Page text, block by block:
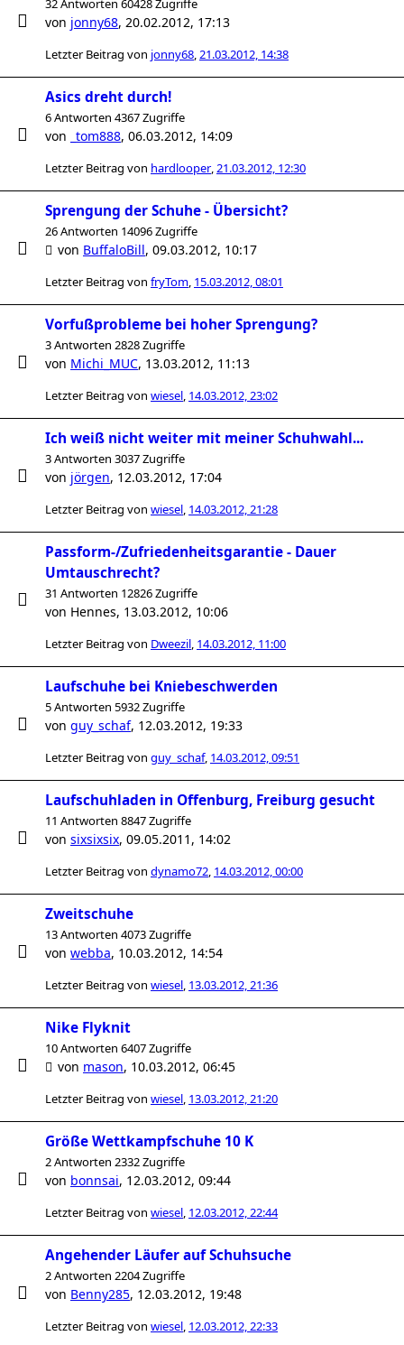
32 Antworten 60428 Zugriffe
von jonny68, 20.02.2012, 17:13
Letzter Beitrag von jonny68,21.03.2012, 14:38
Asics dreht durch!
6 Antworten 4367 Zugriffe
von _tom888, 06.03.2012, 14:09
Letzter Beitrag von hardlooper,21.03.2012, 12:30
Sprengung der Schuhe - Übersicht?
26 Antworten 14096 Zugriffe
von BuffaloBill, 09.03.2012, 10:17
Letzter Beitrag von fryTom, 15.03.2012, 08:01
Vorfußprobleme bei hoher Sprengung?
3 Antworten 2828 Zugriffe
von Michi_MUC, 13.03.2012, 11:13
Letzter Beitrag von wiesel, 14.03.2012, 23:02
Ich weiß nicht weiter mit meiner Schuhwahl...
3 Antworten 3037 Zugriffe
von jörgen, 12.03.2012, 17:04
Letzter Beitrag von wiesel, 14.03.2012, 21:28
Passform-/Zufriedenheitsgarantie - Dauer
Umtauschrecht?
31 Antworten 12826 Zugriffe
von Hennes, 13.03.2012, 10:06
Letzter Beitrag von Dweezil, 14.03.2012, 11:00
Laufschuhe bei Kniebeschwerden
5 Antworten 5932 Zugriffe
von guy_schaf, 12.03.2012, 19:33
Letzter Beitrag von guy_schaf, 14.03.2012, 09:51
Laufschuhladen in Offenburg, Freiburg gesucht
11 Antworten 8847 Zugriffe
von sixsixsix, 09.05.2011, 14:02
Letzter Beitrag von dynamo72, 14.03.2012, 00:00
Zweitschuhe
13 Antworten 4073 Zugriffe
von webba, 10.03.2012, 14:54
Letzter Beitrag von wiesel, 13.03.2012, 21:36
Nike Flyknit
10 Antworten 6407 Zugriffe
von mason, 10.03.2012, 06:45
Letzter Beitrag von wiesel, 13.03.2012, 21:20
Größe Wettkampfschuhe 10 K
2 Antworten 2332 Zugriffe
von bonnsai, 12.03.2012, 09:44
Letzter Beitrag von wiesel, 12.03.2012, 22:44
Angehender Läufer auf Schuhsuche
2 Antworten 2204 Zugriffe
von Benny285, 12.03.2012, 19:48
Letzter Beitrag von wiesel, 12.03.2012, 22:33